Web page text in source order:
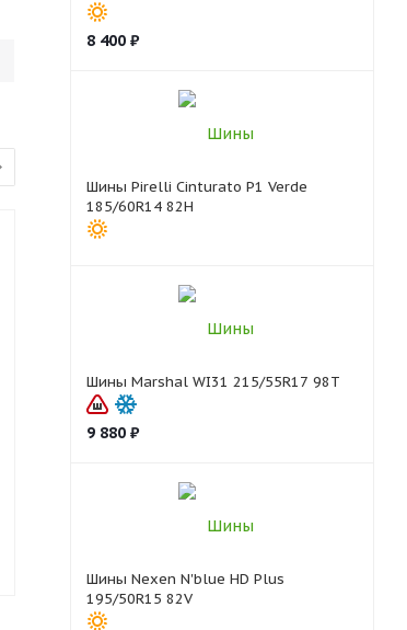
8 400₽
Шины Pirelli Cinturato P1 Verde
185/60R14 82H
Шины Marshal WI31 215/55R17 98T
9 880₽
Шины Nexen N'blue HD Plus
195/50R15 82V